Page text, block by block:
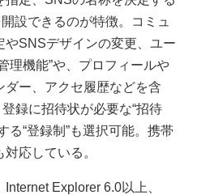
設できるのが特徴。コミュ
やSNSデザインの変更、ユー
理機能”や、プロフィールや
ダー、アクセ履歴などを含
録に招待状が必要な“招待
る“登録制”も選択可能。携帯
応している。
Explorer 6.0以上、